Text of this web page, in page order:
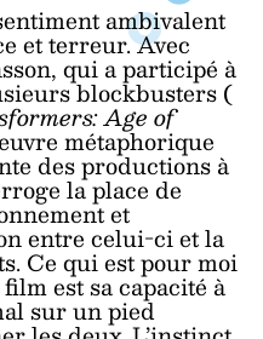
ambivalent
et terreur. Avec
qui a participé à
blockbusters (
Age of
métaphorique
des productions à
la place de
et
entre celui-ci et la
Ce qui est pour moi
est sa capacité à
sur un pied